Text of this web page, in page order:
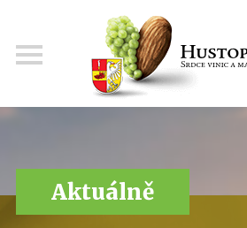
Aktuálně